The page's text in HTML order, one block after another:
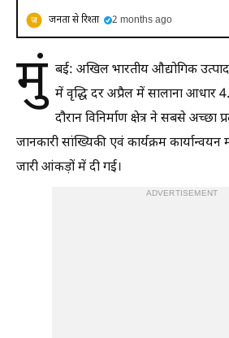
जनता से रिश्ता 2 months ago
मुं बई: अखिल भारतीय औद्योगिक
में वृद्धि दर अप्रैल में सालाना आधार
दौरान विनिर्माण क्षेत्र ने सबसे अच्छा
जानकारी सांख्यिकी एवं कार्यक्रम कार्यान्वयन
जारी आंकड़ों में दी गई।
ADVERTISEMENT